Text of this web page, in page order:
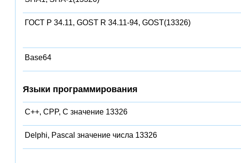
ГОСТ Р 34.11, GOST R 34.11-94, GOST(13326)
Base64
Языки программирования
C++, CPP, C значение 13326
Delphi, Pascal значение числа 13326